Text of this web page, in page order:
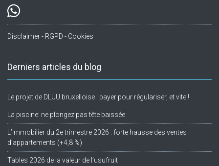
Disclaimer - RGPD - Cookies
Derniers articles du blog
Le projet de DLUU bruxelloise : payer pour régulariser, et vite !
La piscine: ne plongez pas tête baissée
L’immobilier du 2e trimestre 2026 : forte hausse des ventes
d’appartements (+4,8 %)
Tables 2026 de la valeur de l’usufruit